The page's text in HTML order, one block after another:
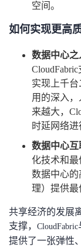
空间。
如何实现更高
数据中心之
CloudFabric
实现上千
用的深入
来越大，
时延网络进
数据中心互
化技术和
数据中心
理）提供最
共享经济的发展
支撑， CloudFabric
提供了一张弹性